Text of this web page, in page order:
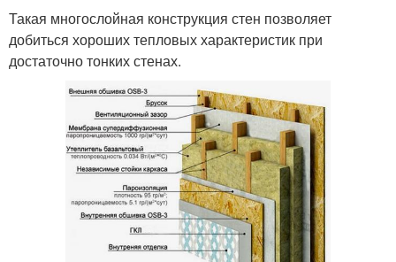
Такая многослойная конструкция стен позволяет
добиться хороших тепловых характеристик при
достаточно тонких стенах.